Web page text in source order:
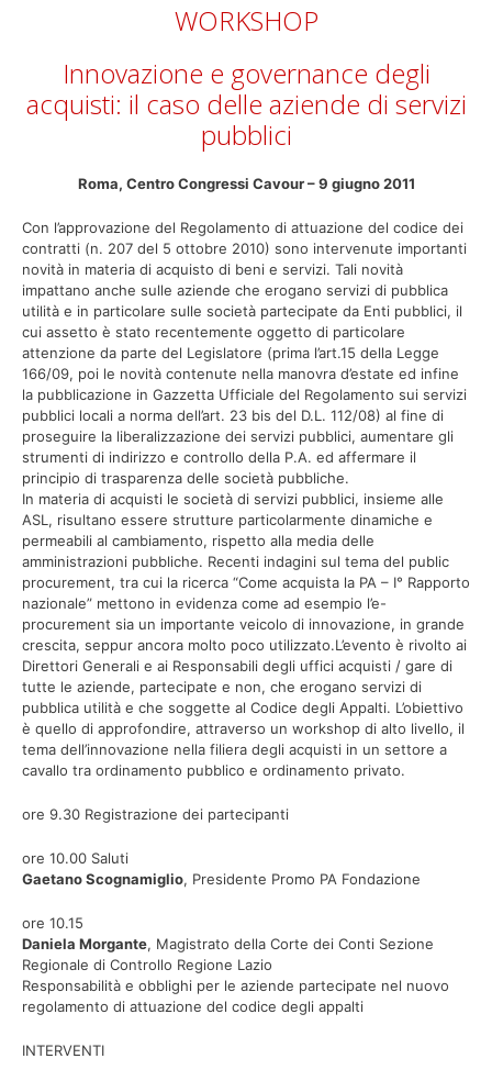
WORKSHOP
Innovazione e governance degli
acquisti: il caso delle aziende di servizi
pubblici
Roma, Centro Congressi Cavour – 9 giugno 2011
Con l’approvazione del Regolamento di attuazione del codice dei
contratti (n. 207 del 5 ottobre 2010) sono intervenute importanti
novità in materia di acquisto di beni e servizi. Tali novità
impattano anche sulle aziende che erogano servizi di pubblica
utilità e in particolare sulle società partecipate da Enti pubblici, il
cui assetto è stato recentemente oggetto di particolare
attenzione da parte del Legislatore (prima l’art.15 della Legge
166/09, poi le novità contenute nella manovra d’estate ed infine
la pubblicazione in Gazzetta Ufficiale del Regolamento sui servizi
pubblici locali a norma dell’art. 23 bis del D.L. 112/08) al fine di
proseguire la liberalizzazione dei servizi pubblici, aumentare gli
strumenti di indirizzo e controllo della P.A. ed affermare il
principio di trasparenza delle società pubbliche.
In materia di acquisti le società di servizi pubblici, insieme alle
ASL, risultano essere strutture particolarmente dinamiche e
permeabili al cambiamento, rispetto alla media delle
amministrazioni pubbliche. Recenti indagini sul tema del public
procurement, tra cui la ricerca “Come acquista la PA – I° Rapporto
nazionale” mettono in evidenza come ad esempio l’e-
procurement sia un importante veicolo di innovazione, in grande
crescita, seppur ancora molto poco utilizzato.L’evento è rivolto ai
Direttori Generali e ai Responsabili degli uffici acquisti / gare di
tutte le aziende, partecipate e non, che erogano servizi di
pubblica utilità e che soggette al Codice degli Appalti. L’obiettivo
è quello di approfondire, attraverso un workshop di alto livello, il
tema dell’innovazione nella filiera degli acquisti in un settore a
cavallo tra ordinamento pubblico e ordinamento privato.
ore 9.30 Registrazione dei partecipanti
ore 10.00 Saluti
Gaetano Scognamiglio, Presidente Promo PA Fondazione
ore 10.15
Daniela Morgante, Magistrato della Corte dei Conti Sezione
Regionale di Controllo Regione Lazio
Responsabilità e obblighi per le aziende partecipate nel nuovo
regolamento di attuazione del codice degli appalti
INTERVENTI